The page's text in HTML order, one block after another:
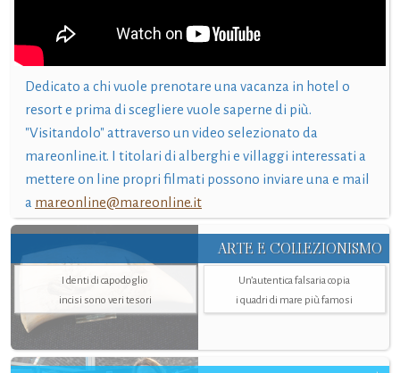
Dedicato a chi vuole prenotare una vacanza in hotel o
resort e prima di scegliere vuole saperne di più.
"Visitandolo" attraverso un video selezionato da
mareonline.it. I titolari di alberghi e villaggi interessati a
mettere on line propri filmati possono inviare una e mail
a mareonline@mareonline.it
ARTE E COLLEZIONISMO
I denti di capodoglio
incisi sono veri tesori
Un’autentica falsaria copia
i quadri di mare più famosi